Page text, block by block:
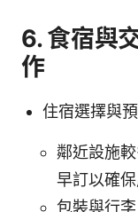
6. 食宿與
作
住宿選擇與
鄰近設施
早訂以確保
包裝與行